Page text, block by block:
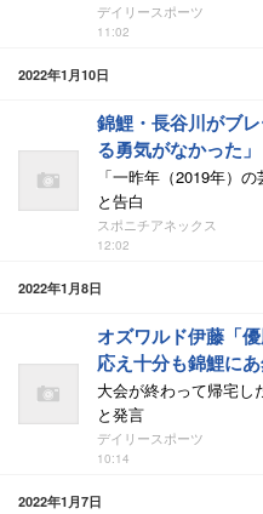
デイリースポーツ
11:02
2022年1月10日
錦鯉・長谷川がブ
る勇気がなかった」
「一昨年（2019年）
と告白
スポニチアネックス
12:02
2022年1月8日
オズワルド伊藤「
応え十分も錦鯉に
大会が終わって帰宅し
と発言
デイリースポーツ
10:14
2022年1月7日